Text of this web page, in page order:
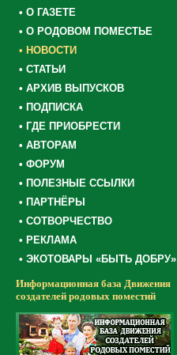
• О ГАЗЕТЕ
• О РОДОВОМ ПОМЕСТЬЕ
• НОВОСТИ
• СТАТЬИ
• АРХИВ ВЫПУСКОВ
• ПОДПИСКА
• ГДЕ ПРИОБРЕСТИ
• АВТОРАМ
• ФОРУМ
• ПОЛЕЗНЫЕ ССЫЛКИ
• ПАРТНЁРЫ
• СОТВОРЧЕСТВО
• РЕКЛАМА
• ЭКОТОВАРЫ «БЫТЬ ДОБРУ»
Информационная база Движения
создателей родовых поместий